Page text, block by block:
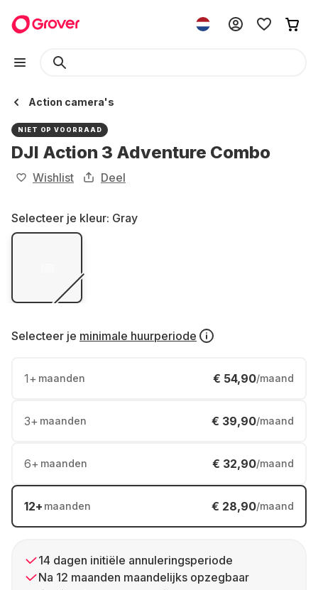
Action camera's
NIET OP VOORRAAD
DJI Action 3 Adventure Combo
Wishlist Deel
Selecteer je kleur: Gray
Selecteer je minimale huurperiode
1+ maanden € 54,90/maand
3+ maanden € 39,90/maand
6+ maanden € 32,90/maand
12+ maanden € 28,90/maand
14 dagen initiële annuleringsperiode
Na 12 maanden maandelijks opzegbaar